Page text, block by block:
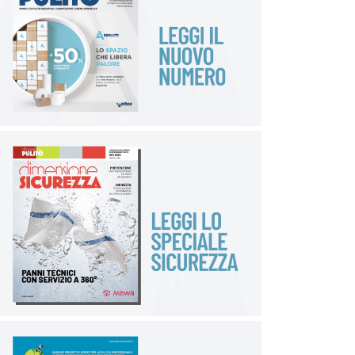
scelta della scuola, in primo luogo si affidano alla
reputazione della scuola stessa, valutando anche la
qualità delle aule, dei laboratori e dei materiali
utilizzati; nonché il livello di igiene e pulizia, che è
considerato più rilevante dell’impegno contro il
bullismo e la discriminazione, e la presenza di
Obiettivo: educare all’igiene
Per la maggior parte degli intervistati la scuola deve
essere considerata una dei luoghi primari in cui i
ragazzi imparano l’importanza della pulizia e
dell’igiene (molto per il 31,8% del campione e
abbastanza per il 37,2%). Tale insegnamento
spiegazione degli effetti negativi della mancanza di